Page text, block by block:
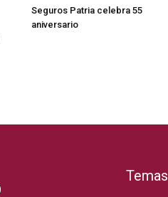
Seguros Patria celebra 55
aniversario
Temas